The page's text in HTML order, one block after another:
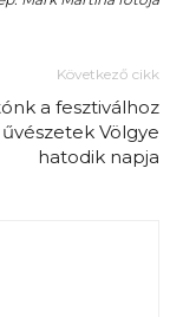
Következő cikk
a fesztiválhoz
Völgye
hatodik napja